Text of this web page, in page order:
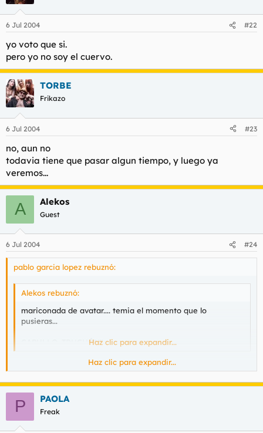
6 Jul 2004 #22
yo voto que si.
pero yo no soy el cuervo.
TORBE
Frikazo
6 Jul 2004 #23
no, aun no
todavia tiene que pasar algun tiempo, y luego ya
veremos...
A Alekos
Guest
6 Jul 2004 #24
pablo garcia lopez rebuznó:
Alekos rebuznó:
mariconada de avatar.... temia el momento que lo
pusieras...
CAPULLO, TRUCHÓN!!Haz clic para expandir...
...hoy le noto desmesuradamente sobreexcitado...
¿truchón...?
Haz clic para expandir...
P PAOLA
Freak